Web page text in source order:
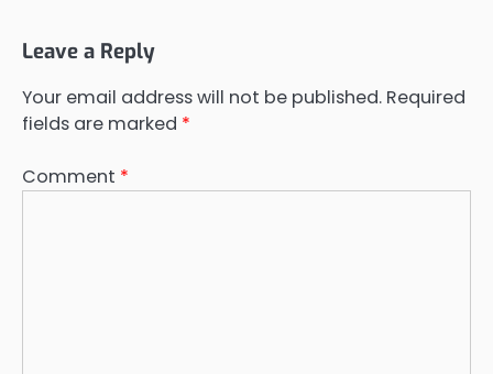
Leave a Reply
Your email address will not be published. Required
fields are marked *
Comment *